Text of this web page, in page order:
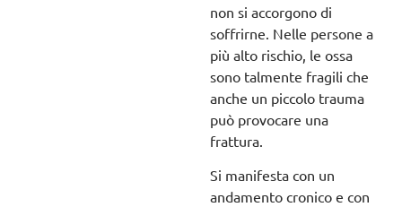
non si accorgono di
soffrirne. Nelle persone a
più alto rischio, le ossa
sono talmente fragili che
anche un piccolo trauma
può provocare una
frattura.
Si manifesta con un
andamento cronico e con